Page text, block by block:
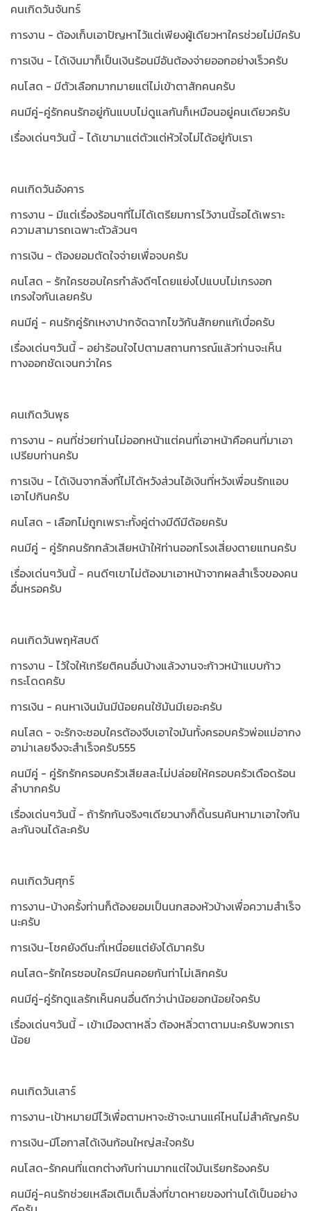
คนเกิดวันจันทร์
การงาน - ต้องเก็บเอาปัญหาไว้แต่เพียงผู้เดียวหาใครช่วยไม่มีครับ
การเงิน - ได้เงินมาก็เป็นเงินร้อนมีอันต้องจ่ายออกอย่างเร็วครับ
คนโสด - มีตัวเลือกมากมายแต่ไม่เข้าตาสักคนครับ
คนมีคู่-คู่รักคนรักอยู่กันแบบไม่ดูแลกันก็เหมือนอยู่คนเดียวครับ
เรื่องเด่นๆวันนี้ - ได้เขามาแต่ตัวแต่หัวใจไม่ได้อยู่กับเรา
คนเกิดวันอังคาร
การงาน - มีแต่เรื่องร้อนๆที่ไม่ได้เตรียมการไว้งานนี้รอได้เพราะ
ความสามารถเฉพาะตัวล้วนๆ
การเงิน - ต้องยอมตัดใจจ่ายเพื่อจบครับ
คนโสด - รักใครชอบใครกำลังดีๆโดยแย่งไปแบบไม่เกรงอก
เกรงใจกันเลยครับ
คนมีคู่ - คนรักคู่รักเหงาปากจัดฉากไขว้กันสักยกแก้เบื่อครับ
เรื่องเด่นๆวันนี้ - อย่าร้อนใจไปตามสถานการณ์แล้วท่านจะเห็น
ทางออกชัดเจนกว่าใคร
คนเกิดวันพุธ
การงาน - คนที่ช่วยท่านไม่ออกหน้าแต่คนที่เอาหน้าคือคนที่มาเอา
เปรียบท่านครับ
การเงิน - ได้เงินจากสิ่งที่ไม่ได้หวังส่วนไอ้เงินที่หวังเพื่อนรักแอบ
เอาไปกินครับ
คนโสด - เลือกไม่ถูกเพราะทั้งคู่ต่างมีดีมีด้อยครับ
คนมีคู่ - คู่รักคนรักกลัวเสียหน้าให้ท่านออกโรงเสี่ยงตายแทนครับ
เรื่องเด่นๆวันนี้ - คนดีๆเขาไม่ต้องมาเอาหน้าจากผลสำเร็จของคน
อื่นหรอครับ
คนเกิดวันพฤหัสบดี
การงาน - ไว้ใจให้เกรียติคนอื่นบ้างแล้วงานจะก้าวหน้าแบบก้าว
กระโดดครับ
การเงิน - คนหาเงินมันมีน้อยคนใช้มันมีเยอะครับ
คนโสด - จะรักจะชอบใครต้องจีบเอาใจมันทั้งครอบครัวพ่อแม่อากง
อาม่าเลยจึงจะสำเร็จครับ555
คนมีคู่ - คู่รักรักครอบครัวเสียสละไม่ปล่อยให้ครอบครัวเดือดร้อน
ลำบากครับ
เรื่องเด่นๆวันนี้ - ถ้ารักกันจริงๆเดียวนางก็ดิ้นรนค้นหามาเอาใจกัน
ละกันจนได้ละครับ
คนเกิดวันศุกร์
การงาน-บ้างครั้งท่านก็ต้องยอมเป็นนกสองหัวบ้างเพื่อความสำเร็จ
นะครับ
การเงิน-โชคยังดีนะที่เหนื่อยแต่ยังได้มาครับ
คนโสด-รักใครชอบใครมีคนคอยกันท่าไม่เลิกครับ
คนมีคู่-คู่รักดูแลรักเห็นคนอื่นดีกว่าน่าน้อยอกน้อยใจครับ
เรื่องเด่นๆวันนี้ - เข้าเมืองตาหลิ่ว ต้องหลิ่วตาตามนะครับพวกเรา
น้อย
คนเกิดวันเสาร์
การงาน-เป้าหมายมีไว้เพื่อตามหาจะช้าจะนานแค่ไหนไม่สำคัญครับ
การเงิน-มีโอกาสได้เงินก้อนใหญ่สะใจครับ
คนโสด-รักคนที่แตกต่างกับท่านมากแต่ใจมันเรียกร้องครับ
คนมีคู่-คนรักช่วยเหลือเติมเต็มสิ่งที่ขาดหายของท่านได้เป็นอย่าง